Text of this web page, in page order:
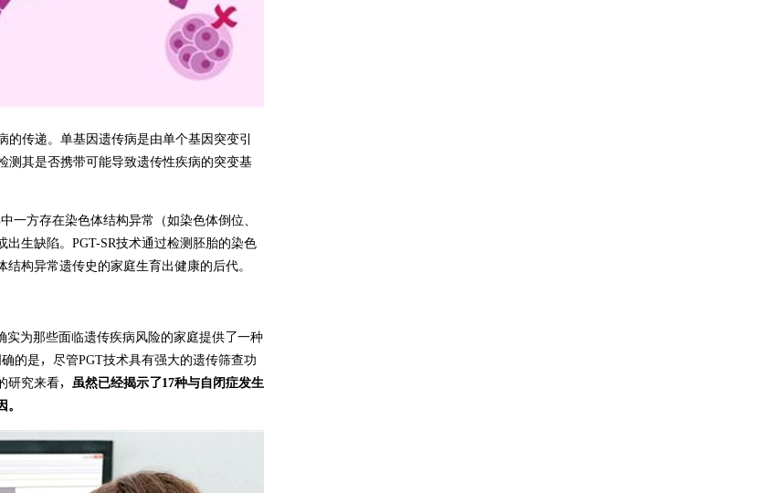
传递。单基因遗传病是由单个基因突变引
测其是否携带可能导致遗传性疾病的突变基
一方存在染色体结构异常（如染色体倒位、
生缺陷。PGT-SR技术通过检测胚胎的染色
构异常遗传史的家庭生育出健康的后代。
为那些面临遗传疾病风险的家庭提供了一种
的是，尽管PGT技术具有强大的遗传筛查功
究来看， 虽然已经揭示了17种与自闭症发生
。